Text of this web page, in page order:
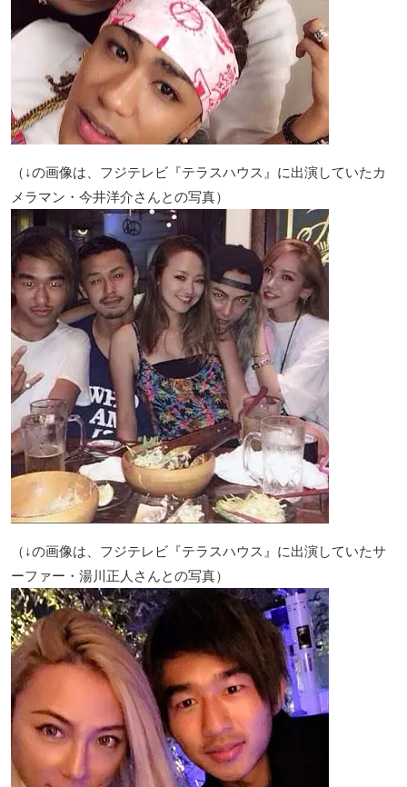
（↓の画像は、フジテレビ『テラスハウス』に出演していたカ
メラマン・今井洋介さんとの写真）
（↓の画像は、フジテレビ『テラスハウス』に出演していたサ
ーファー・湯川正人さんとの写真）